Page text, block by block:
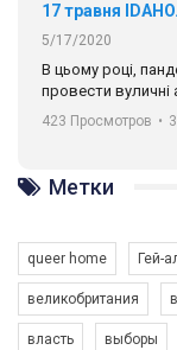
5/17/2020
В цьому році,
провести вуличні
навіть коли ми у
разом. Ми
солідарності,
ГАУ є в 16
Разом наш голос
423 Просмотров •
Метки
queer home Гей-
великобритания
власть выборы